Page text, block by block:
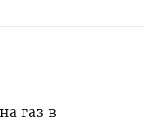
газ в